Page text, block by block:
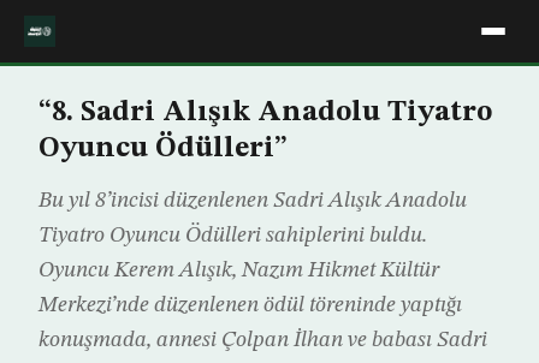
“8. Sadri Alışık Anadolu Tiyatro
Oyuncu Ödülleri”
Bu yıl 8’incisi düzenlenen Sadri Alışık Anadolu
Tiyatro Oyuncu Ödülleri sahiplerini buldu.
Oyuncu Kerem Alışık, Nazım Hikmet Kültür
Merkezi’nde düzenlenen ödül töreninde yaptığı
konuşmada, annesi Çolpan İlhan ve babası Sadri